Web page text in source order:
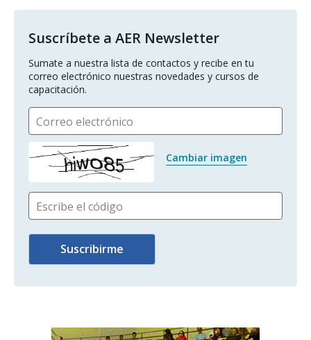
Suscríbete a AER Newsletter
Sumate a nuestra lista de contactos y recibe en tu
correo electrónico nuestras novedades y cursos de
capacitación.
Correo electrónico
Cambiar imagen
Escribe el código